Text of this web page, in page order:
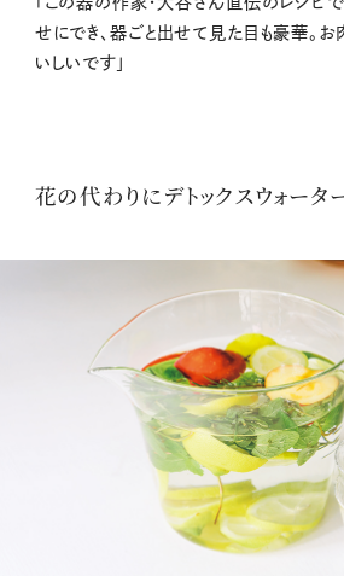
せにでき、器ごと出せて見た目も豪華。お
いしいです」
花の代わりにデトックスウォータ